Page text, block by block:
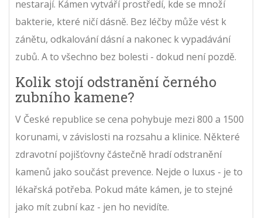
nestarají. Kámen vytváří prostředí, kde se množí
bakterie, které ničí dásně. Bez léčby může vést k
zánětu, odkalování dásní a nakonec k vypadávání
zubů. A to všechno bez bolesti - dokud není pozdě.
Kolik stojí odstranění černého
zubního kamene?
V České republice se cena pohybuje mezi 800 a 1500
korunami, v závislosti na rozsahu a klinice. Některé
zdravotní pojišťovny částečně hradí odstranění
kamenů jako součást prevence. Nejde o luxus - je to
lékařská potřeba. Pokud máte kámen, je to stejné
jako mít zubní kaz - jen ho nevidíte.